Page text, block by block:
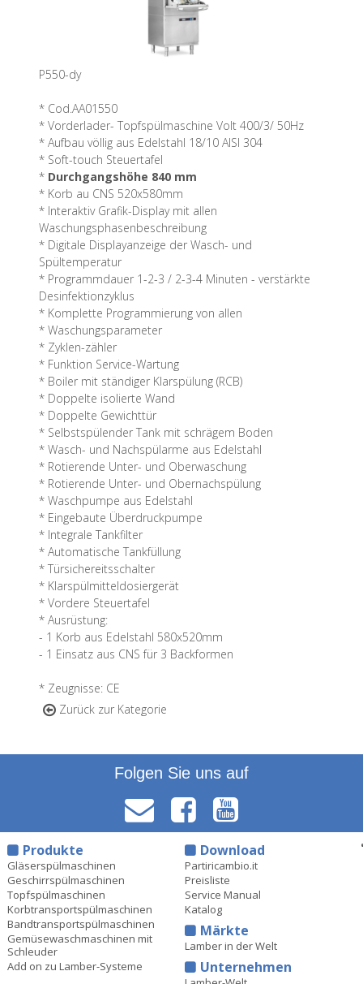
P550-dy
* Cod.AA01550
* Vorderlader- Topfspülmaschine Volt 400/3/ 50Hz
* Aufbau völlig aus Edelstahl 18/10 AISI 304
* Soft-touch Steuertafel
* Durchgangshöhe 840 mm
* Korb au CNS 520x580mm
* Interaktiv Grafik-Display mit allen
Waschungsphasenbeschreibung
* Digitale Displayanzeige der Wasch- und
Spültemperatur
* Programmdauer 1-2-3 / 2-3-4 Minuten - verstärkte
Desinfektionzyklus
* Komplette Programmierung von allen
* Waschungsparameter
* Zyklen-zähler
* Funktion Service-Wartung
* Boiler mit ständiger Klarspülung (RCB)
* Doppelte isolierte Wand
* Doppelte Gewichttür
* Selbstspülender Tank mit schrägem Boden
* Wasch- und Nachspülarme aus Edelstahl
* Rotierende Unter- und Oberwaschung
* Rotierende Unter- und Obernachspülung
* Waschpumpe aus Edelstahl
* Eingebaute Überdruckpumpe
* Integrale Tankfilter
* Automatische Tankfüllung
* Türsichereitsschalter
* Klarspülmitteldosiergerät
* Vordere Steuertafel
* Ausrüstung:
- 1 Korb aus Edelstahl 580x520mm
- 1 Einsatz aus CNS für 3 Backformen
* Zeugnisse: CE
Zurück zur Kategorie
Folgen Sie uns auf
Produkte
Gläserspülmaschinen
Geschirrspülmaschinen
Topfspülmaschinen
Korbtransportspülmaschinen
Bandtransportspülmaschinen
Gemüsewaschmaschinen mit
Schleuder
Add on zu Lamber-Systeme
Download
Partiricambio.it
Preisliste
Service Manual
Katalog
Märkte
Lamber in der Welt
Unternehmen